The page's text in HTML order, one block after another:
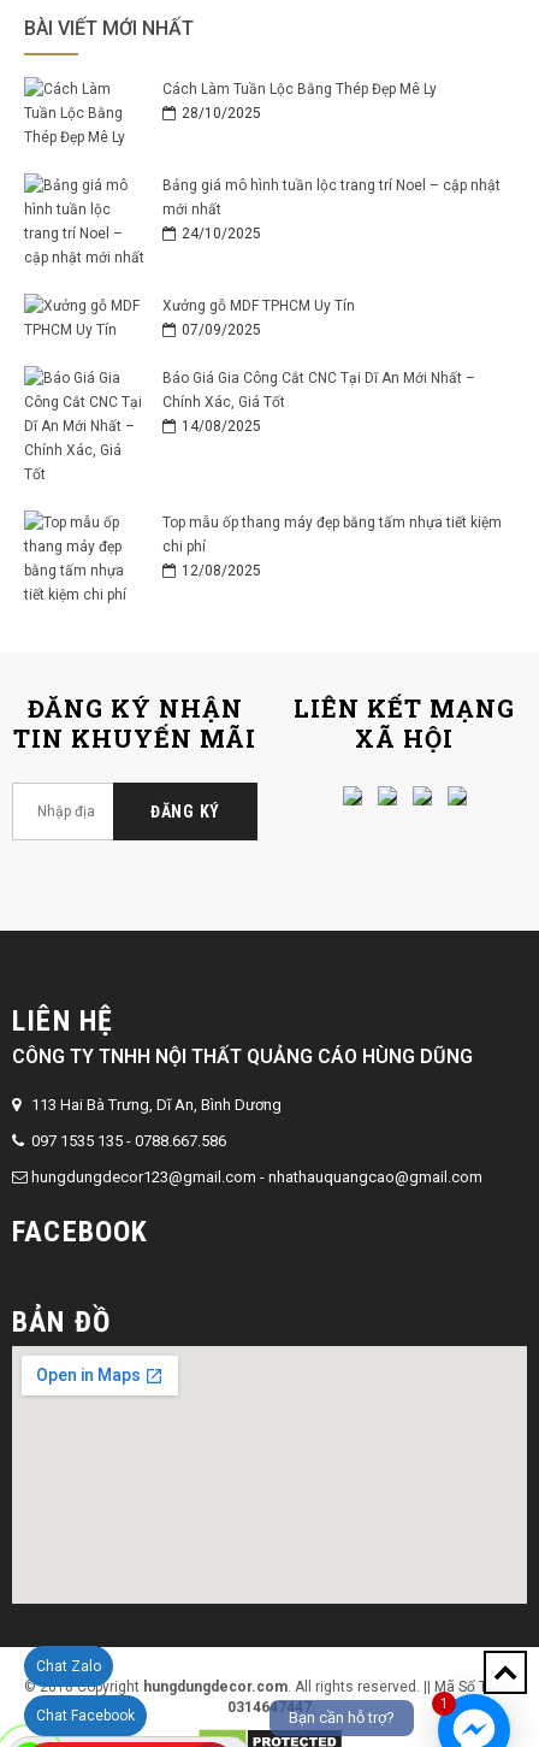
1
Bạn cần hỗ trợ?
BÀI VIẾT MỚI NHẤT
Cách Làm Tuần Lộc Bằng Thép Đẹp Mê Ly
28/10/2025
Bảng giá mô hình tuần lộc trang trí Noel – cập nhật
mới nhất
24/10/2025
Xưởng gỗ MDF TPHCM Uy Tín
07/09/2025
Báo Giá Gia Công Cắt CNC Tại Dĩ An Mới Nhất –
Chính Xác, Giá Tốt
14/08/2025
Top mẫu ốp thang máy đẹp bằng tấm nhựa tiết kiệm
chi phí
12/08/2025
ĐĂNG KÝ NHẬN
TIN KHUYẾN MÃI
LIÊN KẾT MẠNG
XÃ HỘI
LIÊN HỆ
CÔNG TY TNHH NỘI THẤT QUẢNG CÁO HÙNG DŨNG
113 Hai Bà Trưng, Dĩ An, Bình Dương
097 1535 135 - 0788.667.586
hungdungdecor123@gmail.com - nhathauquangcao@gmail.com
FACEBOOK
BẢN ĐỒ
© 2018 Copyright hungdungdecor.com. All rights reserved. || Mã Số Thuế:
0314647447
Chat Zalo
Chat Facebook